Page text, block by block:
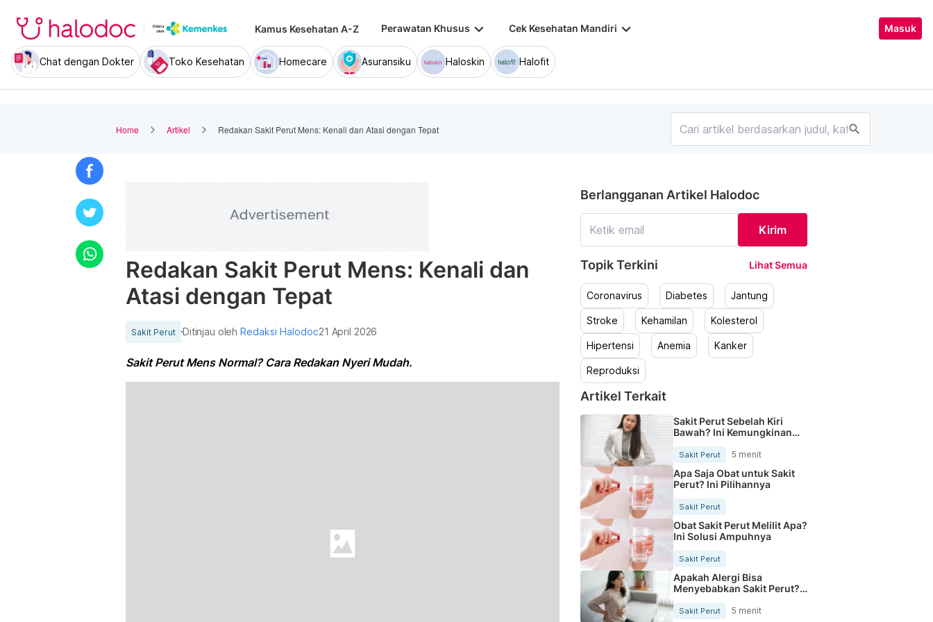
Kamus Kesehatan A-Z Perawatan Khusus keyboard_arrow_down Cek Kesehatan Mandiri keyboard_arrow_down Masuk
Chat dengan Dokter Toko Kesehatan Homecare Asuransiku Haloskin Halofit
Home Artikel Redakan Sakit Perut Mens: Kenali dan Atasi dengan Tepat search
Redakan Sakit Perut Mens: Kenali dan
Atasi dengan Tepat
Sakit Perut Ditinjau olehRedaksi Halodoc21 April 2026
Sakit Perut Mens Normal? Cara Redakan Nyeri Mudah.
Berlangganan Artikel Halodoc
Kirim
Topik Terkini Lihat Semua
Coronavirus Diabetes Jantung
Stroke Kehamilan Kolesterol
Hipertensi Anemia Kanker
Reproduksi
Artikel Terkait
Sakit Perut Sebelah Kiri
Bawah? Ini Kemungkinan
Sakit Perut 5 menit
Apa Saja Obat untuk Sakit
Perut? Ini Pilihannya
Sakit Perut
Obat Sakit Perut Melilit Apa?
Ini Solusi Ampuhnya
Sakit Perut
Apakah Alergi Bisa
Menyebabkan Sakit Perut?
Cari Tahu Yuk
Sakit Perut 5 menit